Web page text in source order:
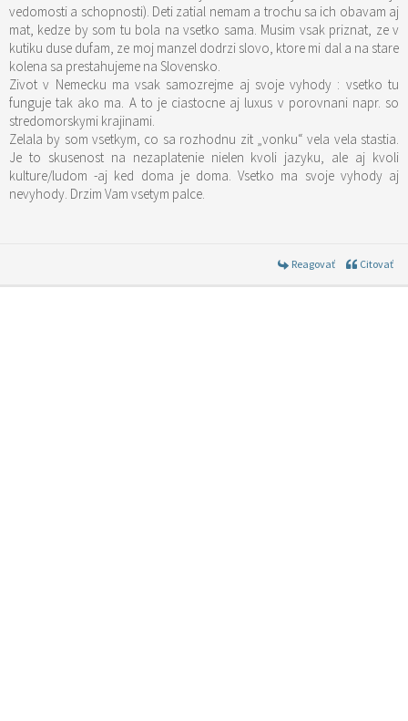
vedomosti a schopnosti). Deti zatial nemam a trochu sa ich obavam aj
mat, kedze by som tu bola na vsetko sama. Musim vsak priznat, ze v
kutiku duse dufam, ze moj manzel dodrzi slovo, ktore mi dal a na stare
kolena sa prestahujeme na Slovensko.
Zivot v Nemecku ma vsak samozrejme aj svoje vyhody : vsetko tu
funguje tak ako ma. A to je ciastocne aj luxus v porovnani napr. so
stredomorskymi krajinami.
Zelala by som vsetkym, co sa rozhodnu zit „vonku“ vela vela stastia.
Je to skusenost na nezaplatenie nielen kvoli jazyku, ale aj kvoli
kulture/ludom -aj ked doma je doma. Vsetko ma svoje vyhody aj
nevyhody. Drzim Vam vsetym palce.
Reagovať Citovať